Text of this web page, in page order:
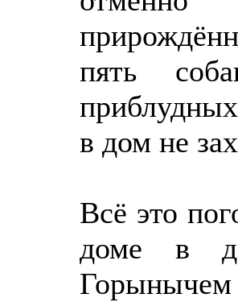
пять
в дом не
Всё это
доме в
Горынычем